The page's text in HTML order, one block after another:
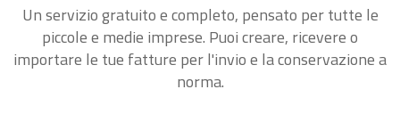
Un servizio gratuito e completo, pensato per tutte le
piccole e medie imprese. Puoi creare, ricevere o
importare le tue fatture per l'invio e la conservazione a
norma.